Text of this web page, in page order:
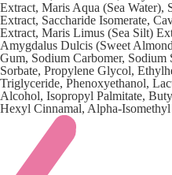
Extract, Maris Aqua (Sea
Extract, Saccharide Isomerate,
Extract, Maris Limus (Sea Silt)
Amygdalus Dulcis (Sweet
Gum, Sodium Carbomer, Sodium
Sorbate, Propylene Glycol,
Triglyceride, Phenoxyethanol,
Alcohol, Isopropyl Palmitate,
Hexyl Cinnamal, Alpha-